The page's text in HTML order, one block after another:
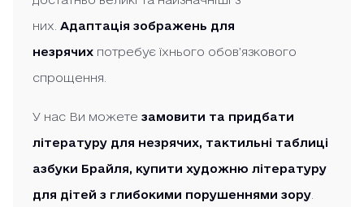
них. Адаптація зображень для
незрячих потребує їхнього обов’язкового
спрощення.
У нас Ви можете замовити та придбати
літературу для незрячих, тактильні таблиці
азбуки Брайля, купити художню літературу
для дітей з глибокими порушеннями зору